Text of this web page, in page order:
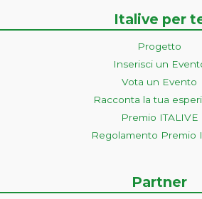
Italive per
Progetto
Inserisci un
Vota un Evento
Racconta la tua
Premio ITALIVE
Regolamento Premio
Partner